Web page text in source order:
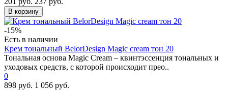
В корзину
-15%
Есть в наличии
Крем тональный BelorDesign Magic cream тон 20
Тональная основа Magic Cream – квинтэссенция тональных и
уходовых средств, c которой происходит прео..
0
898 руб. 1 056 руб.